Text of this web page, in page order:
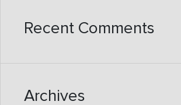
Recent Comments
Archives